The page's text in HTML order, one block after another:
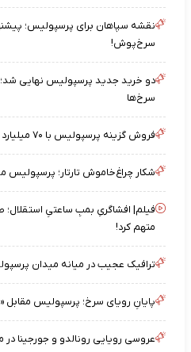
نقشه‌ سپاهان برای پرسپولیس؛
سرخ‌پوش!
دو خرید جدید پرسپولیس نهایی شد؛
سرخ‌ها
فروش گزینه پرسپولیس با ۷۰ میلیارد تومان
شکار چراغ‌خاموش تارتار؛ پرسپولیس
فیلم| افشاگریِ بمبِ ساعتیِ استقلال؛
متهم کرد!
ترافیک عجیب در میانه میدان پرسپولیس؛
پایانِ رویای سرخ؛ پرسپولیس مقابل
عروسی رویایی رونالدو و جورجینا در